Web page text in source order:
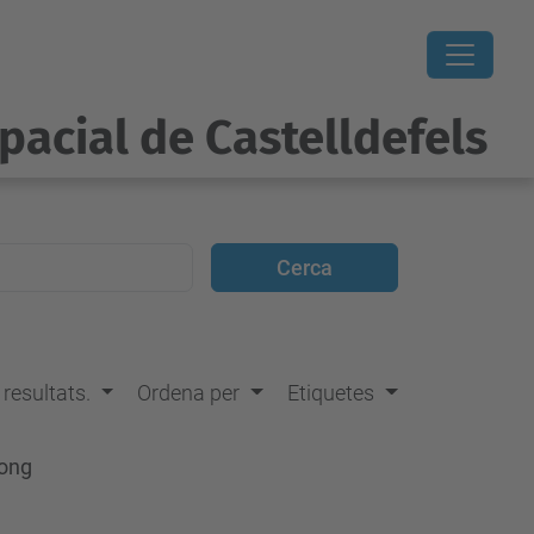
de Castelldefels
Ordena per Etiquetes